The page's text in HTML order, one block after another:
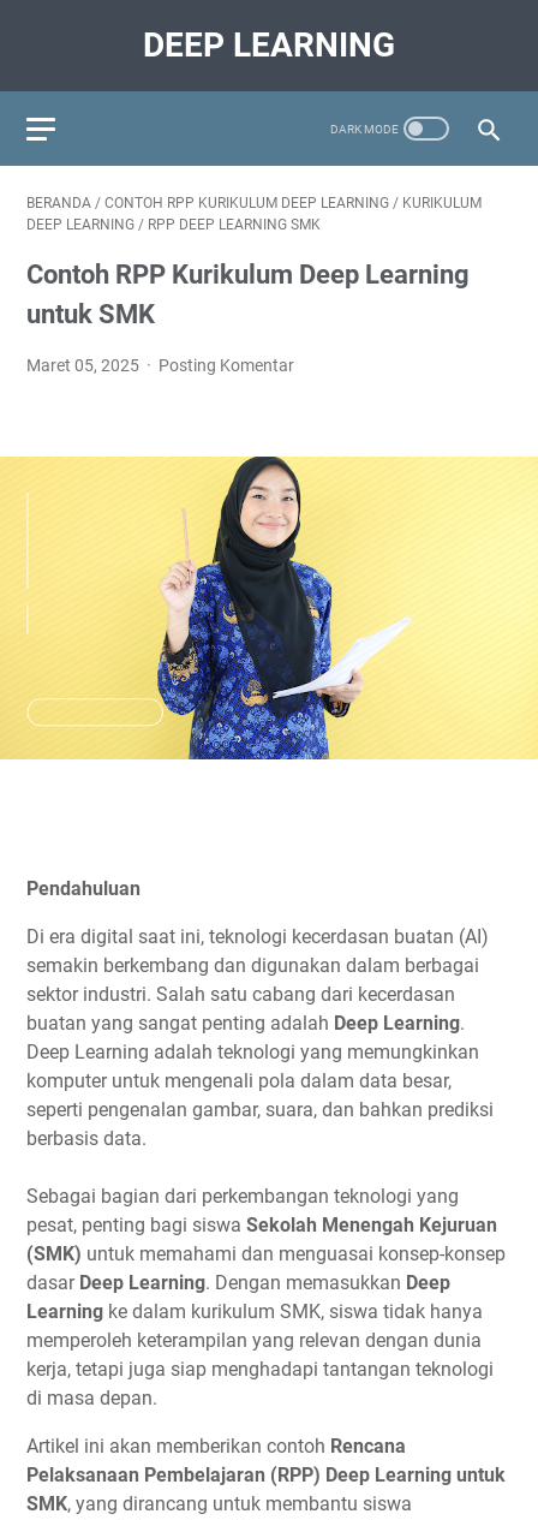
DEEP LEARNING
BERANDA / CONTOH RPP KURIKULUM DEEP LEARNING / KURIKULUM
DEEP LEARNING / RPP DEEP LEARNING SMK
Contoh RPP Kurikulum Deep Learning
untuk SMK
Maret 05, 2025 Posting Komentar
Pendahuluan
Di era digital saat ini, teknologi kecerdasan buatan (AI)
semakin berkembang dan digunakan dalam berbagai
sektor industri. Salah satu cabang dari kecerdasan
buatan yang sangat penting adalah Deep Learning.
Deep Learning adalah teknologi yang memungkinkan
komputer untuk mengenali pola dalam data besar,
seperti pengenalan gambar, suara, dan bahkan prediksi
berbasis data.
Sebagai bagian dari perkembangan teknologi yang
pesat, penting bagi siswa Sekolah Menengah Kejuruan
(SMK) untuk memahami dan menguasai konsep-konsep
dasar Deep Learning. Dengan memasukkan Deep
Learning ke dalam kurikulum SMK, siswa tidak hanya
memperoleh keterampilan yang relevan dengan dunia
kerja, tetapi juga siap menghadapi tantangan teknologi
di masa depan.
Artikel ini akan memberikan contoh Rencana
Pelaksanaan Pembelajaran (RPP) Deep Learning untuk
SMK, yang dirancang untuk membantu siswa